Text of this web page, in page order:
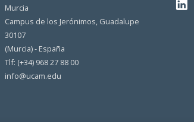
Murcia
Campus de los Jerónimos, Guadalupe
30107
(Murcia) - España
Tlf: (+34) 968 27 88 00
info@ucam.edu